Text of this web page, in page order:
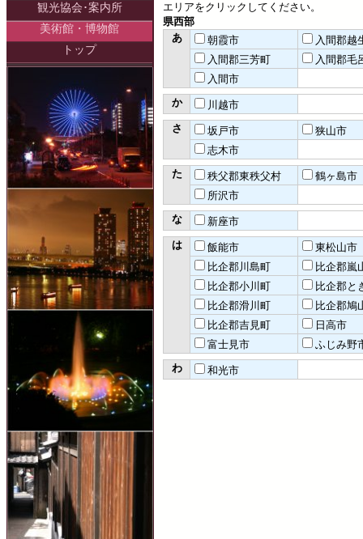
観光協会･案内所
美術館・博物館
トップ
エリアをクリックしてください。
県西部
あ
朝霞市
入間郡越
入間郡三芳町
入間郡毛
入間市
か
川越市
さ
坂戸市
狭山市
志木市
た
秩父郡東秩父村
鶴ヶ島市
所沢市
な
新座市
は
飯能市
東松山市
比企郡川島町
比企郡嵐
比企郡小川町
比企郡と
比企郡滑川町
比企郡鳩
比企郡吉見町
日高市
富士見市
ふじみ野
わ
和光市